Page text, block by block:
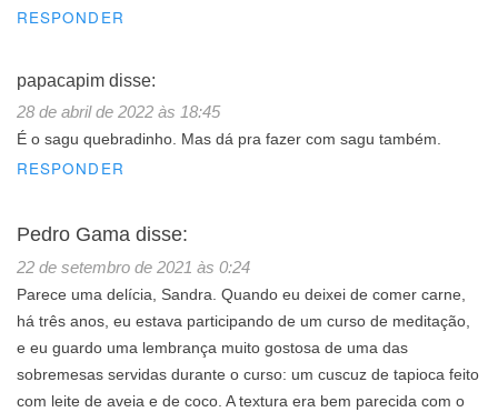
RESPONDER
papacapim disse:
28 de abril de 2022 às 18:45
É o sagu quebradinho. Mas dá pra fazer com sagu também.
RESPONDER
Pedro Gama disse:
22 de setembro de 2021 às 0:24
Parece uma delícia, Sandra. Quando eu deixei de comer carne,
há três anos, eu estava participando de um curso de meditação,
e eu guardo uma lembrança muito gostosa de uma das
sobremesas servidas durante o curso: um cuscuz de tapioca feito
com leite de aveia e de coco. A textura era bem parecida com o